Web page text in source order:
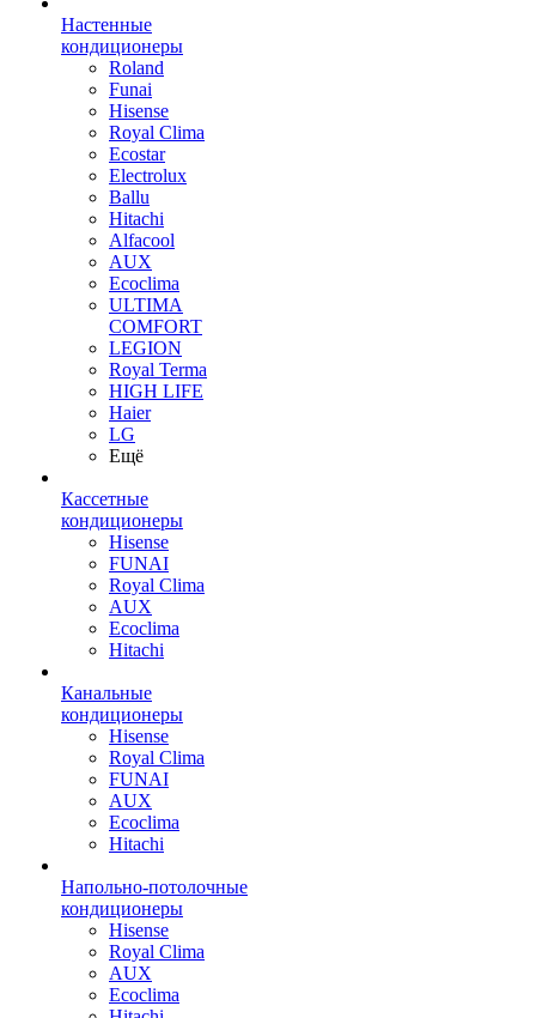
Настенные
кондиционеры
Roland
Funai
Hisense
Royal Clima
Ecostar
Electrolux
Ballu
Hitachi
Alfacool
AUX
Ecoclima
ULTIMA
COMFORT
LEGION
Royal Terma
HIGH LIFE
Haier
LG
Ещё
Кассетные
кондиционеры
Hisense
FUNAI
Royal Clima
AUX
Ecoclima
Hitachi
Канальные
кондиционеры
Hisense
Royal Clima
FUNAI
AUX
Ecoclima
Hitachi
Напольно-потолочные
кондиционеры
Hisense
Royal Clima
AUX
Ecoclima